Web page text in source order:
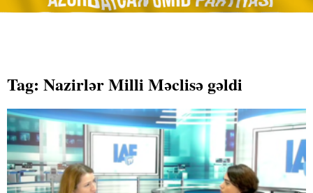
Tag: Nazirlər Milli Məclisə gəldi